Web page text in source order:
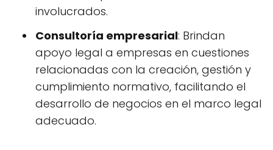
involucrados.
Consultoría empresarial: Brindan
apoyo legal a empresas en cuestiones
relacionadas con la creación, gestión y
cumplimiento normativo, facilitando el
desarrollo de negocios en el marco legal
adecuado.